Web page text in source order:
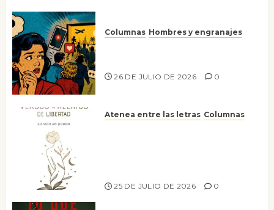
Columnas Hombres y engranajes
26 DE JULIO DE 2026 0
Atenea entre las letras Columnas
25 DE JULIO DE 2026 0